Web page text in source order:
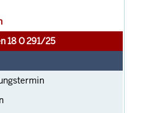
18 O 291/25